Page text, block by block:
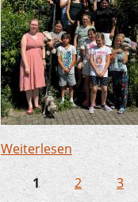
Weiterlesen über
1 2 3